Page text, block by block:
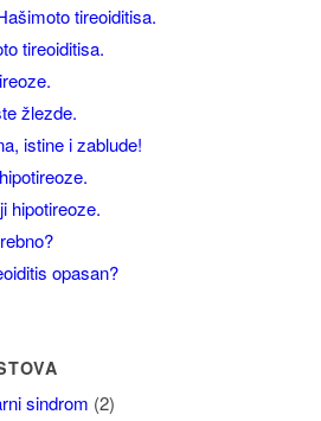
tireoiditisa.
tireoiditisa.
žlezde.
istine i zablude!
hipotireoze.
opasan?
sindrom (2)